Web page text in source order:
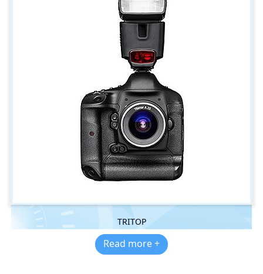
TRITOP
Read more +